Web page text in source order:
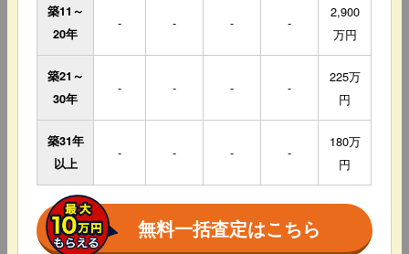
築11～
20年
- - - -
2,900
万円
築21～
30年
- - - -
225万
円
築31年
以上
- - - -
180万
円
無料一括査定はこちら